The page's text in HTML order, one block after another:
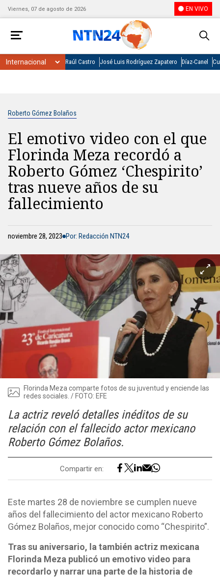
Viernes, 07 de agosto de 2026 EN VIVO
Raúl Castro José Luis Rodríguez Zapatero Díaz-Canel
Roberto Gómez Bolaños
El emotivo video con el que
Florinda Meza recordó a
Roberto Gómez ‘Chespirito’
tras nueve años de su
fallecimiento
noviembre 28, 2023 Por: Redacción NTN24
Florinda Meza comparte fotos de su juventud y enciende las
redes sociales. / FOTO: EFE
La actriz reveló detalles inéditos de su
relación con el fallecido actor mexicano
Roberto Gómez Bolaños.
Compartir en:
Este martes 28 de noviembre se cumplen nueve
años del fallecimiento del actor mexicano Roberto
Gómez Bolaños, mejor conocido como “Chespirito”.
Tras su aniversario, la también actriz mexicana
Florinda Meza publicó un emotivo video para
recordarlo y narrar una parte de la historia de